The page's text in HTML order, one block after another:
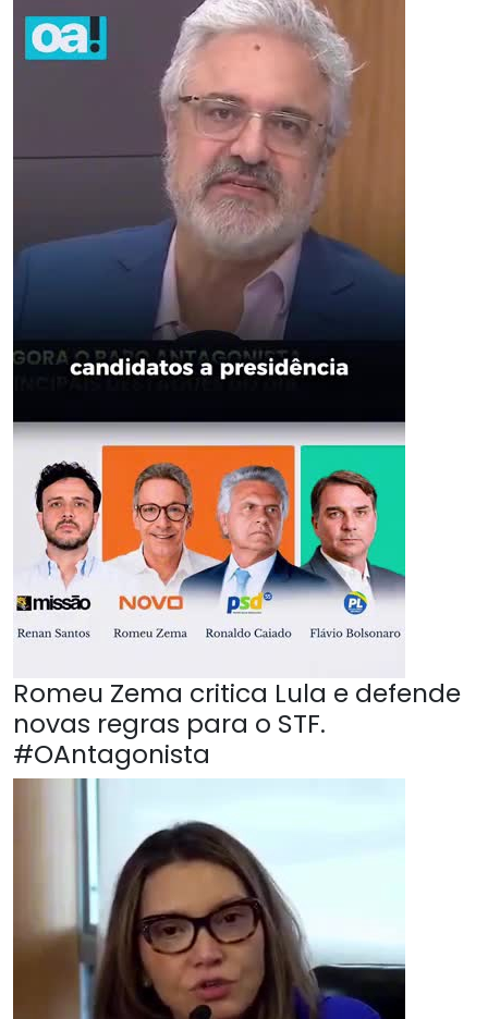
Romeu Zema critica Lula e defende
novas regras para o STF.
#OAntagonista